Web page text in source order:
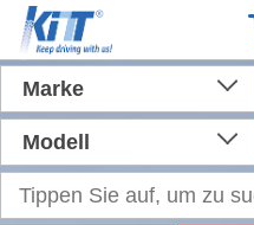
Marke
Modell